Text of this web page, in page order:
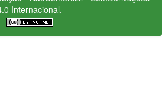
Internacional.